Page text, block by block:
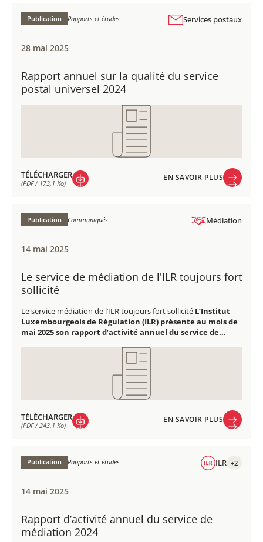
(PDF / 180,6 Ko)
Publication Rapports et études Services postaux
28 mai 2025
Rapport annuel sur la qualité du service
postal universel 2024
TÉLÉCHARGER
(PDF / 173,1 Ko)
(PDF / 173,1 Ko)
EN SAVOIR PLUS
Publication Communiqués Médiation
14 mai 2025
Le service de médiation de l'ILR toujours fort
sollicité
Le service médiation de l’ILR toujours fort sollicité L’Institut
Luxembourgeois de Régulation (ILR) présente au mois de
mai 2025 son rapport d’activité annuel du service de...
TÉLÉCHARGER
(PDF / 243,1 Ko)
(PDF / 243,1 Ko)
EN SAVOIR PLUS
Publication Rapports et études ILR +2
14 mai 2025
Rapport d’activité annuel du service de
médiation 2024